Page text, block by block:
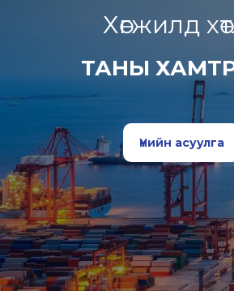
Хөгжилд
ТАНЫ
Үнийн асуулга